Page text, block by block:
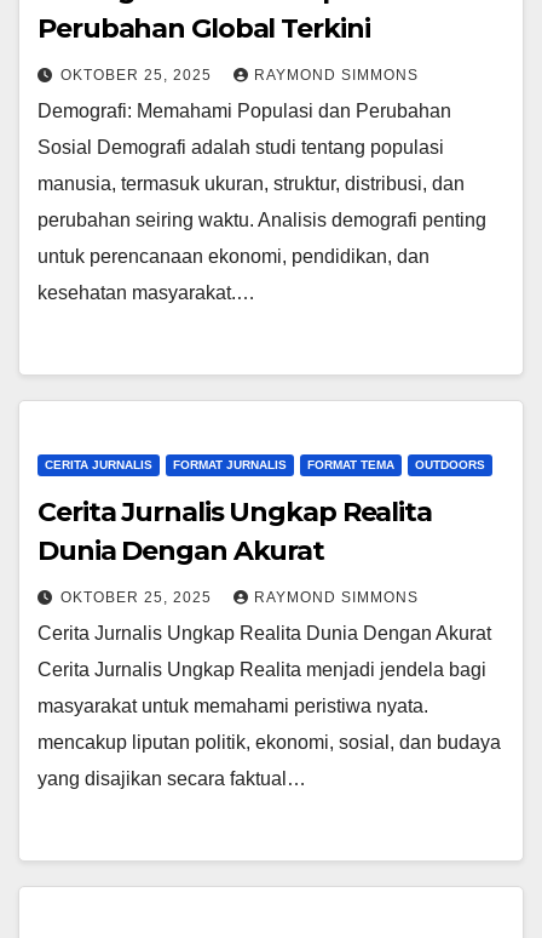
Perubahan Global Terkini
OKTOBER 25, 2025 RAYMOND SIMMONS
Demografi: Memahami Populasi dan Perubahan
Sosial Demografi adalah studi tentang populasi
manusia, termasuk ukuran, struktur, distribusi, dan
perubahan seiring waktu. Analisis demografi penting
untuk perencanaan ekonomi, pendidikan, dan
kesehatan masyarakat.…
CERITA JURNALIS FORMAT JURNALIS FORMAT TEMA OUTDOORS
Cerita Jurnalis Ungkap Realita
Dunia Dengan Akurat
OKTOBER 25, 2025 RAYMOND SIMMONS
Cerita Jurnalis Ungkap Realita Dunia Dengan Akurat
Cerita Jurnalis Ungkap Realita menjadi jendela bagi
masyarakat untuk memahami peristiwa nyata.
mencakup liputan politik, ekonomi, sosial, dan budaya
yang disajikan secara faktual…